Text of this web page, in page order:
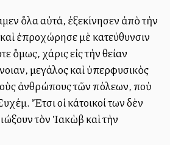
ὅλα αὐτά, ἐξεκίνησεν ἀπὸ τὴν
ἐπροχώρησε μὲ κατεύθυνσιν
ὅμως, χάρις εἰς τὴν θείαν
μεγάλος καὶ ὑπερφυσικὸς
ἀνθρώπους τῶν πόλεων, ποὺ
Ἔτσι οἱ κάτοικοί των δὲν
τὸν Ἰακὼβ καὶ τὴν